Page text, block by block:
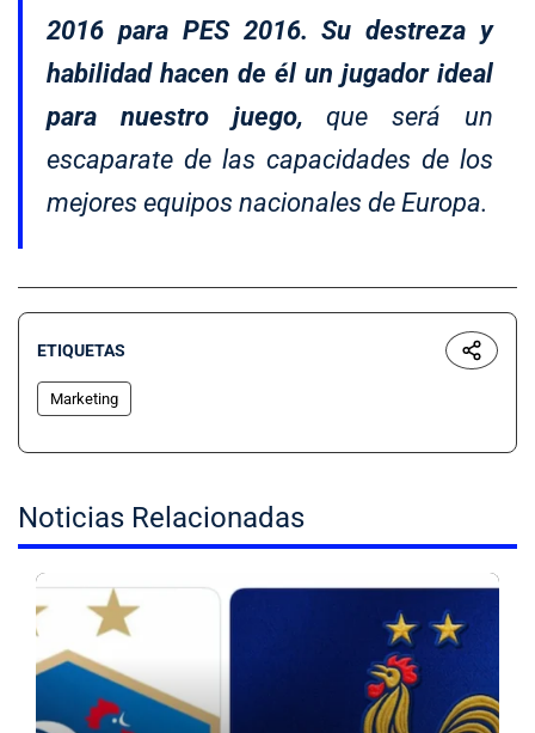
2016 para PES 2016. Sudestreza y
habilidadhacen de él un jugador ideal
para nuestro juego, que será un
escaparate de las capacidades de los
mejores equipos nacionales de Europa.
ETIQUETAS
Marketing
Noticias Relacionadas